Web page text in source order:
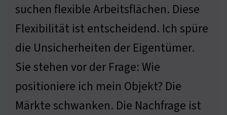
suchen flexible Arbeitsflächen. Diese
Flexibilität ist entscheidend. Ich spüre
die Unsicherheiten der Eigentümer.
Sie stehen vor der Frage: Wie
positioniere ich mein Objekt? Die
Märkte schwanken. Die Nachfrage ist